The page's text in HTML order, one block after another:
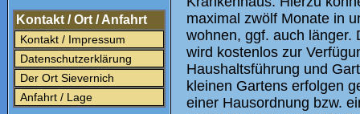
Kontakt / Ort / Anfahrt
Kontakt / Impressum
Datenschutzerklärung
Der Ort Sievernich
Anfahrt / Lage
maximal zwölf Monate in
wohnen, ggf. auch länger.
wird kostenlos zur
Haushaltsführung und
kleinen Gartens erfolgen
einer Hausordnung bzw.